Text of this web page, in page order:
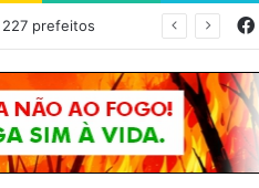
227 prefeitos